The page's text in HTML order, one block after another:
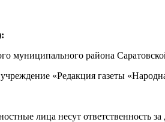
муниципального района
«Редакция газеты
лица несут ответственность